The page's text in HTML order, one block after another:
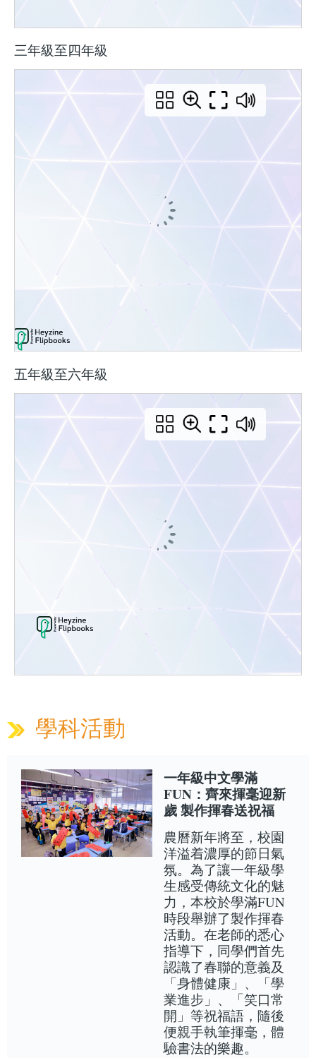
三年級至四年級
五年級至六年級
學科活動
一年級中文學滿
FUN：齊來揮毫迎新
歲 製作揮春送祝福
農曆新年將至，校園
洋溢着濃厚的節日氣
氛。為了讓一年級學
生感受傳統文化的魅
力，本校於學滿FUN
時段舉辦了製作揮春
活動。在老師的悉心
指導下，同學們首先
認識了春聯的意義及
「身體健康」、「學
業進步」、「笑口常
開」等祝福語，隨後
便親手執筆揮毫，體
驗書法的樂趣。